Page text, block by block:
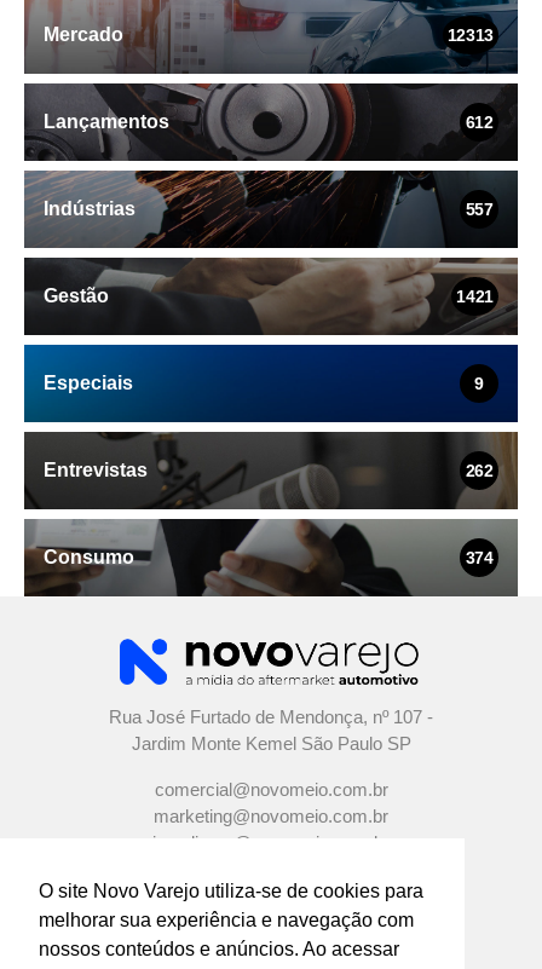
O site Novo Varejo utiliza-se de cookies para
melhorar sua experiência e navegação com
nossos conteúdos e anúncios. Ao acessar
Mercado 12313
Lançamentos 612
Indústrias 557
Gestão 1421
Especiais 9
Entrevistas 262
Consumo 374
Rua José Furtado de Mendonça, nº 107 -
Jardim Monte Kemel São Paulo SP
comercial@novomeio.com.br
marketing@novomeio.com.br
jornalismo@novomeio.com.br